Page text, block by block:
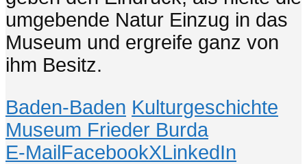
umgebende Natur Einzug in das
Museum und ergreife ganz von
ihm Besitz.
Baden-Baden Kulturgeschichte
Museum Frieder Burda
E-MailFacebookXLinkedIn